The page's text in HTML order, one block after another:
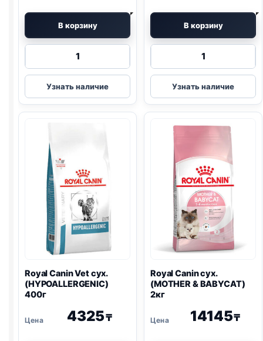
В корзину
Количество
Royal
Canin
сух.
Узнать наличие
В корзину
Количество
Royal
Canin
сух.
BABYCAT)
400г
Узнать наличие
Royal Canin Vet сух.
(HYPOALLERGENIC)
400г
4325₸
Royal Canin сух.
(MOTHER & BABYCAT)
2кг
14145₸